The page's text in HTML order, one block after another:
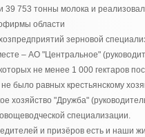
39 753 тонны молока и
области
зерновой
– АО "Центральное"
не менее 1 000 гектаров
не было равных крестьянскому
хозяйство "Дружба"
специализации.
и призёров есть и наши